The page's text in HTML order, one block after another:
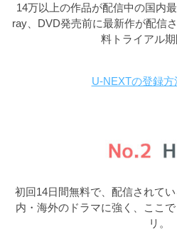
14万以上の作品が配信中の国内
ray、DVD発売前に最新作が配信
料トライアル期
U-NEXTの登録方
初回14日間無料で、配信されて
内・海外のドラマに強く、ここ
リ。